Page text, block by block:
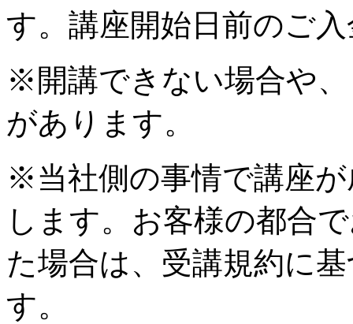
す。講座開始日前のご
※開講できない場合や
があります。
※当社側の事情で講座
します。お客様の都合
た場合は、受講規約に
す。